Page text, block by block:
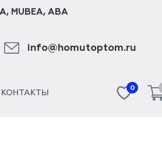
, MUBEA, ABA
info@homutoptom.ru
КОНТАКТЫ
0